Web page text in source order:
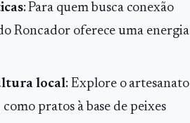
: Para quem busca conexão
Roncador oferece uma energia
local: Explore o artesanato
pratos à base de peixes